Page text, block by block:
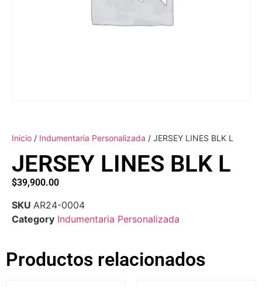
Inicio / Indumentaria Personalizada / JERSEY LINES BLK L
JERSEY LINES BLK L
$39,900.00
SKU AR24-0004
Category Indumentaria Personalizada
Productos relacionados